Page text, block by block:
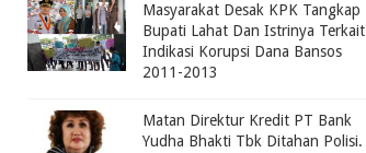
Masyarakat Desak KPK Tangkap
Bupati Lahat Dan Istrinya Terkait
Indikasi Korupsi Dana Bansos
2011-2013
Matan Direktur Kredit PT Bank
Yudha Bhakti Tbk Ditahan Polisi.